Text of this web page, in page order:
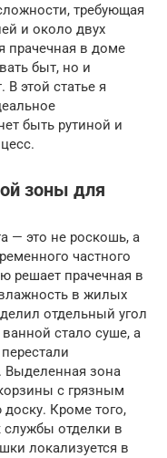
требующая
и около двух
прачечная в доме
быт, но и
В этой статье я
быть рутиной и
зоны для
— это не роскошь, а
частного
решает прачечная в
в жилых
отдельный угол
ванной стало суше, а
Выделенная зона
с грязным
Кроме того,
службы отделки в
локализуется в